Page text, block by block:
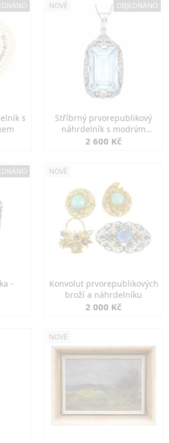
s
NOVÉ OBJEDNÁNO
Stříbrný prvorepublikový
náhrdelník s modrým
spinelem
2 600 Kč
-
NOVÉ
Konvolut prvorepublikových
broží a náhrdelníku
2 000 Kč
NOVÉ